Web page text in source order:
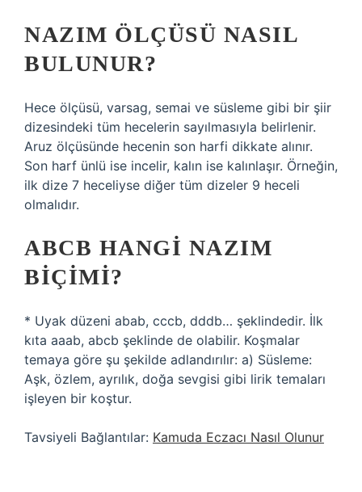
NAZIM ÖLÇÜSÜ NASIL
BULUNUR?
Hece ölçüsü, varsag, semai ve süsleme gibi bir şiir
dizesindeki tüm hecelerin sayılmasıyla belirlenir.
Aruz ölçüsünde hecenin son harfi dikkate alınır.
Son harf ünlü ise incelir, kalın ise kalınlaşır. Örneğin,
ilk dize 7 heceliyse diğer tüm dizeler 9 heceli
olmalıdır.
ABCB HANGI NAZIM
BIÇIMI?
* Uyak düzeni abab, cccb, dddb… şeklindedir. İlk
kıta aaab, abcb şeklinde de olabilir. Koşmalar
temaya göre şu şekilde adlandırılır: a) Süsleme:
Aşk, özlem, ayrılık, doğa sevgisi gibi lirik temaları
işleyen bir koştur.
Tavsiyeli Bağlantılar: Kamuda Eczacı Nasıl Olunur